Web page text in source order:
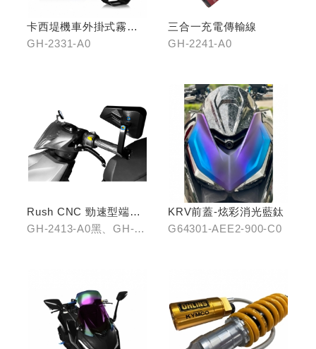
卡西堤機車外掛式霧燈
組(雙燈)
GH-2331-A0
三合一充電傳輸線
GH-2241-A0
Rush CNC 勁速型端子
藍鏡(黑/銀/鈦)
GH-2413-A0黑、GH-
KRV前蓋-炫彩消光藍鈦
G64301-AEE2-900-C0